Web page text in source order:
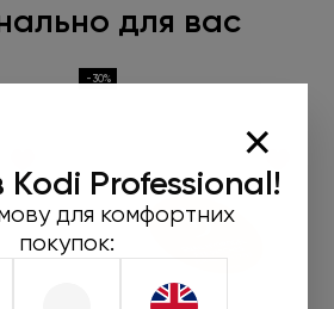
×
Kodi Professional!
для комфортних
покупок:
для вас
-30%